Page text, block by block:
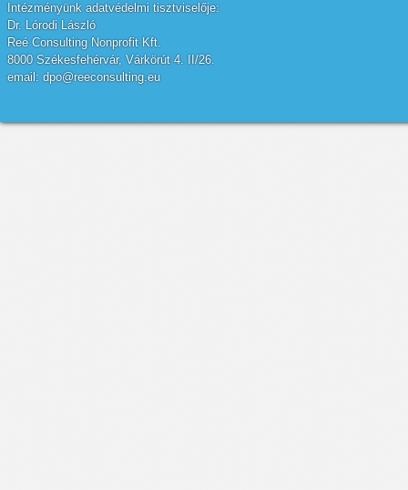
Intézményünk adatvédelmi tisztviselője:
Dr. Lórodi László
Reé Consulting Nonprofit Kft.
8000 Székesfehérvár, Várkörút 4. II/26.
email: dpo@reeconsulting.eu